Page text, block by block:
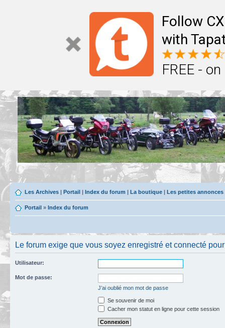
Follow
with
FREE -
Les Archives | Portail | Index du forum | La boutique | Les petites
Portail » Index du forum
Le forum exige que vous soyez enregistré et connecté
Utilisateur:
Mot de passe:
J’ai oublié mon mot de passe
Se souvenir de moi
Cacher mon statut en ligne pour cette session